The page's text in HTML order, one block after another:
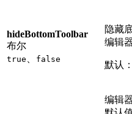
hideBottomToolbar
布尔
true false
隐藏
编辑
默认：
编辑